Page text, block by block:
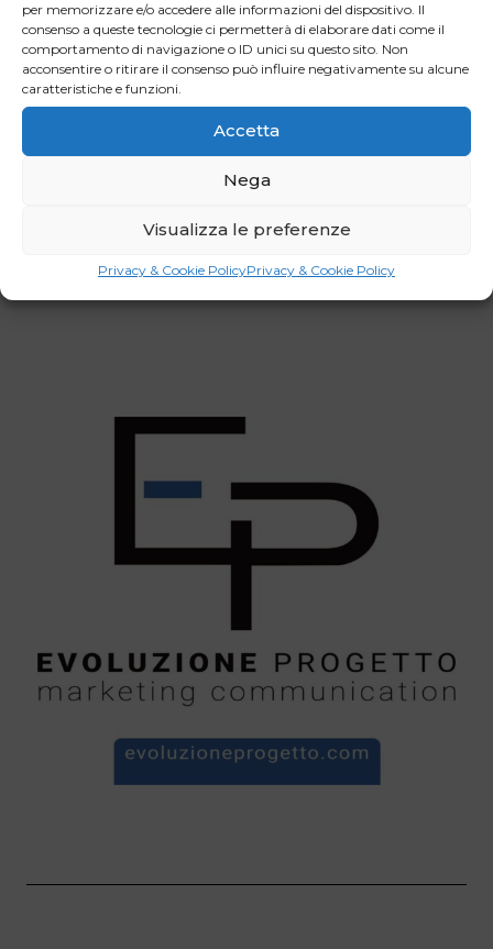
per memorizzare e/o accedere alle informazioni del dispositivo. Il
consenso a queste tecnologie ci permetterà di elaborare dati come il
comportamento di navigazione o ID unici su questo sito. Non
acconsentire o ritirare il consenso può influire negativamente su alcune
caratteristiche e funzioni.
Accetta
Nega
Visualizza le preferenze
Privacy & Cookie PolicyPrivacy & Cookie Policy
maggiore di quello delle imprese nel complesso (44mila
500 euro), anche se si registra un decremento dell’8,7%
rispetto al 2019.
WhatsApp Email